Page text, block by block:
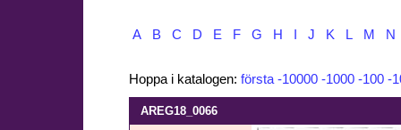
A B C D E F G H J K L M N
Hoppa i katalogen: första -10000 -1000 -100 -
AREG18_0066